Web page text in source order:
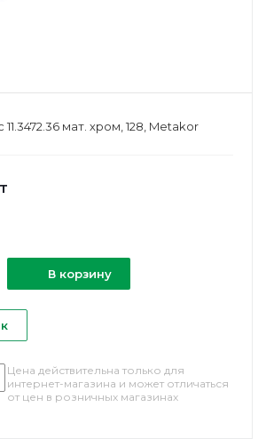
мат. хром, 128, Metakor
В корзину
Цена действительна только для
интернет-магазина и может отличаться
от цен в розничных магазинах